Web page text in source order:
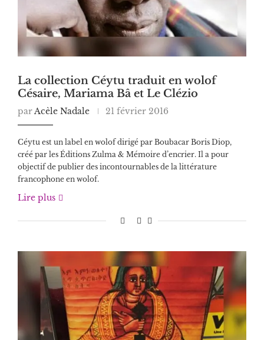
La collection Céytu traduit en wolof
Césaire, Mariama Bâ et Le Clézio
parAcèle Nadale 21 février 2016
Céytu est un label en wolof dirigé par Boubacar Boris Diop,
créé par les Éditions Zulma & Mémoire d’encrier. Il a pour
objectif de publier des incontournables de la littérature
francophone en wolof.
Lire plus